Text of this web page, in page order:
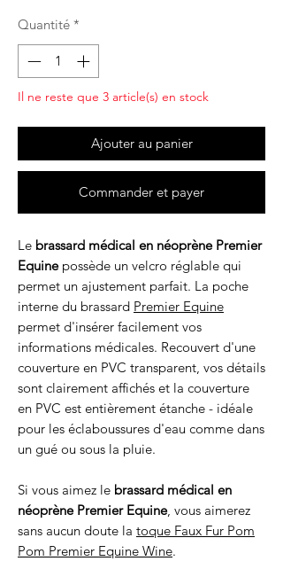
Quantité *
Il ne reste que 3 article(s) en stock
Ajouter au panier
Commander et payer
Le brassard médical en néoprène Premier
Equine possède un velcro réglable qui
permet un ajustement parfait. La poche
interne du brassard Premier Equine
permet d'insérer facilement vos
informations médicales. Recouvert d'une
couverture en PVC transparent, vos détails
sont clairement affichés et la couverture
en PVC est entièrement étanche - idéale
pour les éclaboussures d'eau comme dans
un gué ou sous la pluie.
Si vous aimez le brassard médical en
néoprène Premier Equine, vous aimerez
sans aucun doute la toque Faux Fur Pom
Pom Premier Equine Wine.